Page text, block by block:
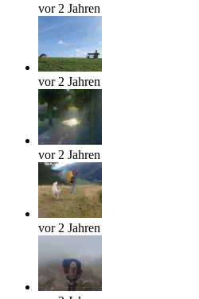
vor 2 Jahren
vor 2 Jahren
vor 2 Jahren
vor 2 Jahren